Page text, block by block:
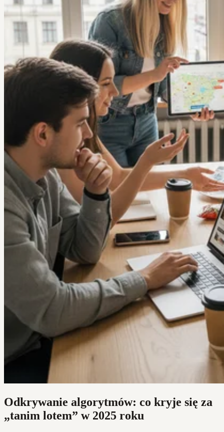
Odkrywanie algorytmów: co kryje się za
„tanim lotem” w 2025 roku